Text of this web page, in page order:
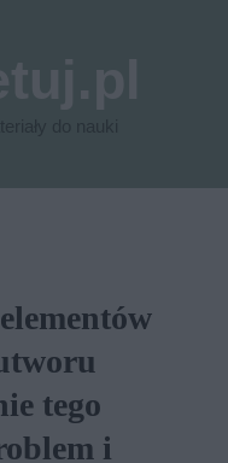
tego
i